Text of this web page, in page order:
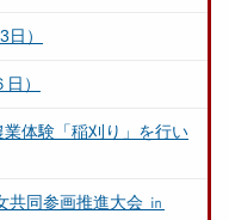
）
）
体験「稲刈り」を行い
共同参画推進大会 ㏌